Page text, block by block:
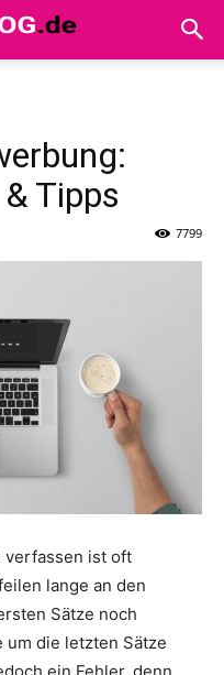
Tipps
7799
verfassen ist oft
lange an den
Sätze noch
die letzten Sätze